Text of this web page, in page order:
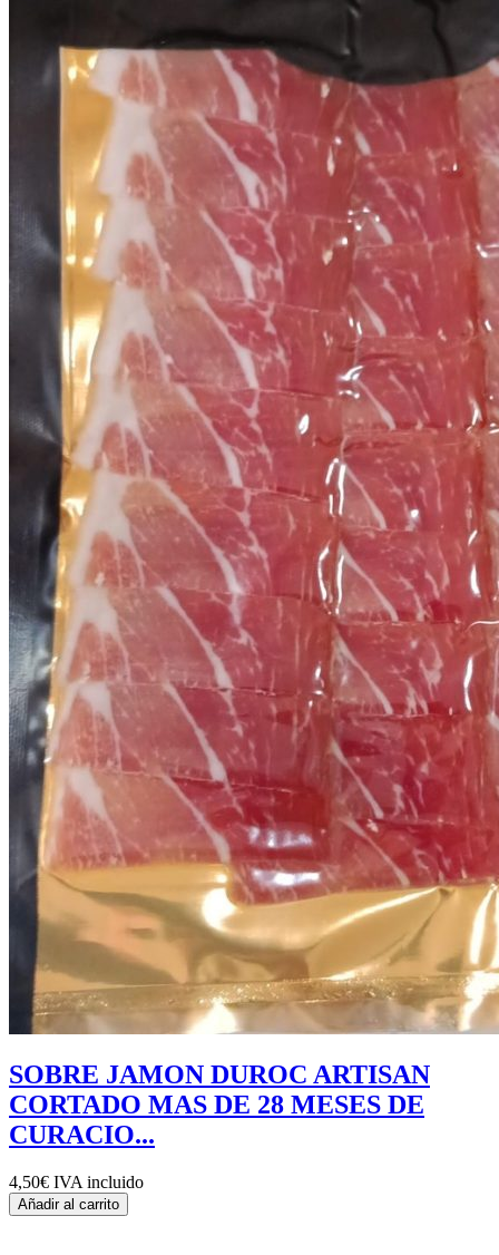
SOBRE JAMON DUROC ARTISAN
CORTADO MAS DE 28 MESES DE
CURACIO...
4,50€ IVA incluido
Añadir al carrito